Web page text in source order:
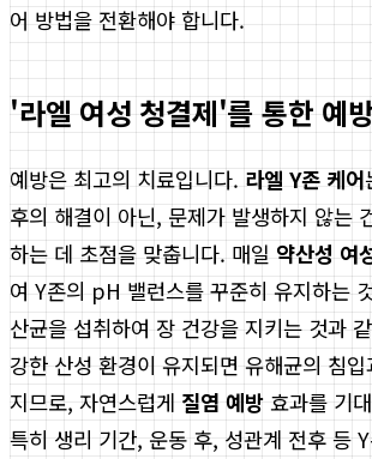
어 방법을 전환해야 합니다.
'라엘 여성 청결제'를 통한 예
예방은 최고의 치료입니다. 라엘 Y존 케어
후의 해결이 아닌, 문제가 발생하지 않는
하는 데 초점을 맞춥니다. 매일 약산성 여
여 Y존의 pH 밸런스를 꾸준히 유지하는
산균을 섭취하여 장 건강을 지키는 것과
강한 산성 환경이 유지되면 유해균의 침
지므로, 자연스럽게 질염 예방 효과를 기
특히 생리 기간, 운동 후, 성관계 전후 등